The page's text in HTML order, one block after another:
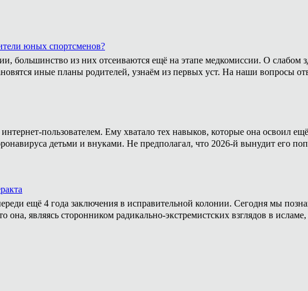
юных спортсменов?
большинство из них отсеиваются ещё на этапе медкомиссии. О слабом
иные планы родителей, узнаём из первых уст. На наши вопросы
пользователем. Ему хватало тех навыков, которые она освоил
детьми и внуками. Не предполагал, что 2026-й вынудит его
ещё 4 года заключения в исправительной колонии. Сегодня мы
она, являясь сторонником радикально-экстремистских взглядов в